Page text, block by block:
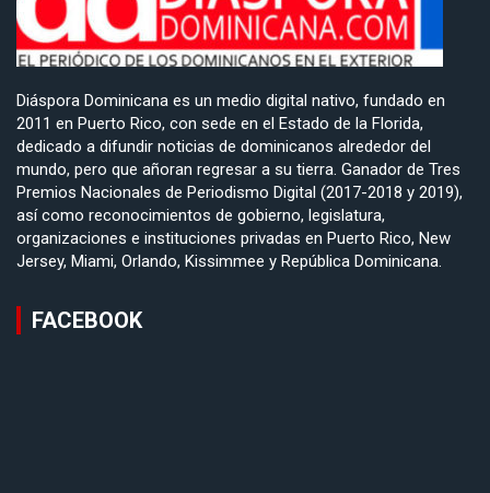
Diáspora Dominicana es un medio digital nativo, fundado en
2011 en Puerto Rico, con sede en el Estado de la Florida,
dedicado a difundir noticias de dominicanos alrededor del
mundo, pero que añoran regresar a su tierra. Ganador de Tres
Premios Nacionales de Periodismo Digital (2017-2018 y 2019),
así como reconocimientos de gobierno, legislatura,
organizaciones e instituciones privadas en Puerto Rico, New
Jersey, Miami, Orlando, Kissimmee y República Dominicana.
FACEBOOK